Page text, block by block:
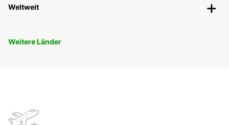
Weltweit
Weitere Länder